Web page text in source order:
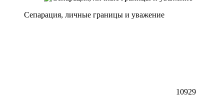
Сепарация, личные границы и уважение
10929